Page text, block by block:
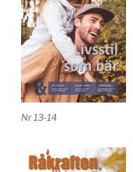
Nr 13-14